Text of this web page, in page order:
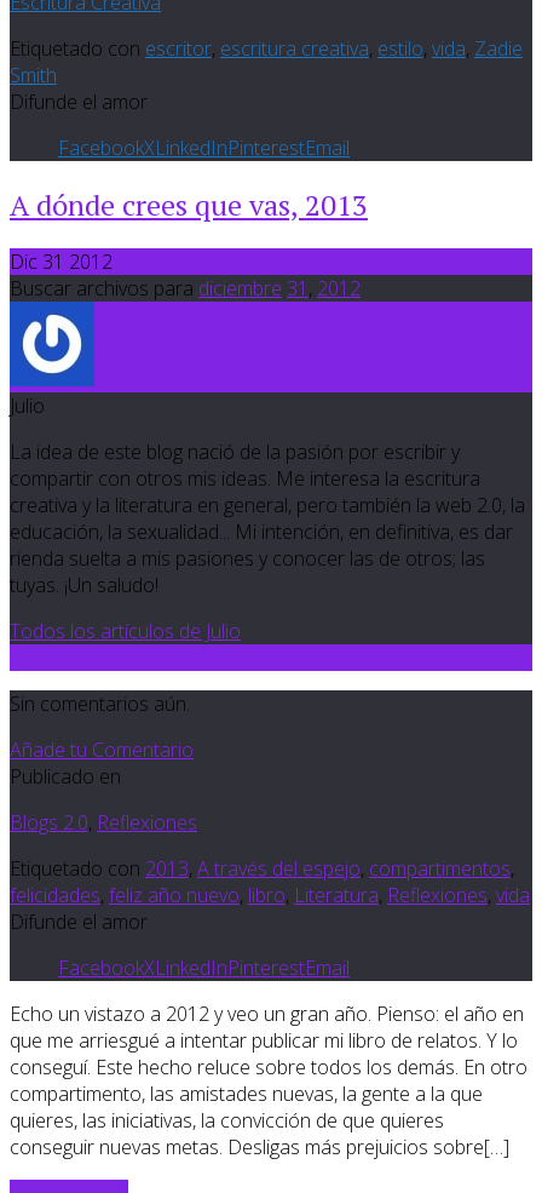
Etiquetado con escritor, escritura creativa, estilo, vida, Zadie
Smith
Difunde el amor
FacebookXLinkedInPinterestEmail
A dónde crees que vas, 2013
Dic 31 2012
Buscar archivos para diciembre 31 , 2012
Julio
La idea de este blog nació de la pasión por escribir y
compartir con otros mis ideas. Me interesa la escritura
creativa y la literatura en general, pero también la web 2.0, la
educación, la sexualidad... Mi intención, en definitiva, es dar
rienda suelta a mis pasiones y conocer las de otros; las
tuyas. ¡Un saludo!
Todos los artículos de Julio
Sin comentarios aún.
Añade tu Comentario
Publicado en
Blogs 2.0, Reflexiones
Etiquetado con 2013, A través del espejo, compartimentos,
felicidades, feliz año nuevo, libro, Literatura, Reflexiones, vida
Difunde el amor
FacebookXLinkedInPinterestEmail
Echo un vistazo a 2012 y veo un gran año. Pienso: el año en
que me arriesgué a intentar publicar mi libro de relatos. Y lo
conseguí. Este hecho reluce sobre todos los demás. En otro
compartimento, las amistades nuevas, la gente a la que
quieres, las iniciativas, la convicción de que quieres
conseguir nuevas metas. Desligas más prejuicios sobre[…]